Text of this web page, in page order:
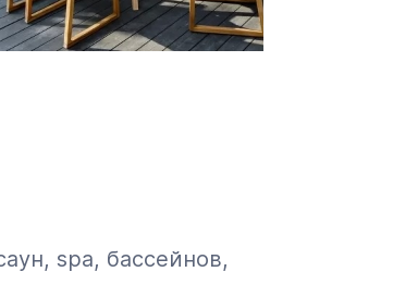
spa, бассейнов,